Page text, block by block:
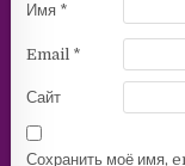
Имя *
Email *
Сайт
Сохранить моё имя,